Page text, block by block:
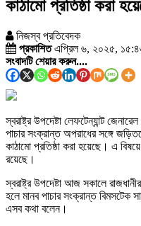
কাঠামো প্রতিষ্ঠা করা
নিজস্ব প্রতিবেদক
প্রকাশিতএপ্রিল ৬, ২০২৫,
সংবাদটি শেয়ার করুন....
স্বরাষ্ট্র উপদেষ্টা লেফটেন্যান্ট
পাচার সংক্রান্ত অপরাধের সঙ্গে
কাঠামো প্রতিষ্ঠা করা হয়েছে। এ
রয়েছে।
স্বরাষ্ট্র উপদেষ্টা আজ সকালে
হলে মানব পাচার সংক্রান্ত
এসব কথা বলেন।